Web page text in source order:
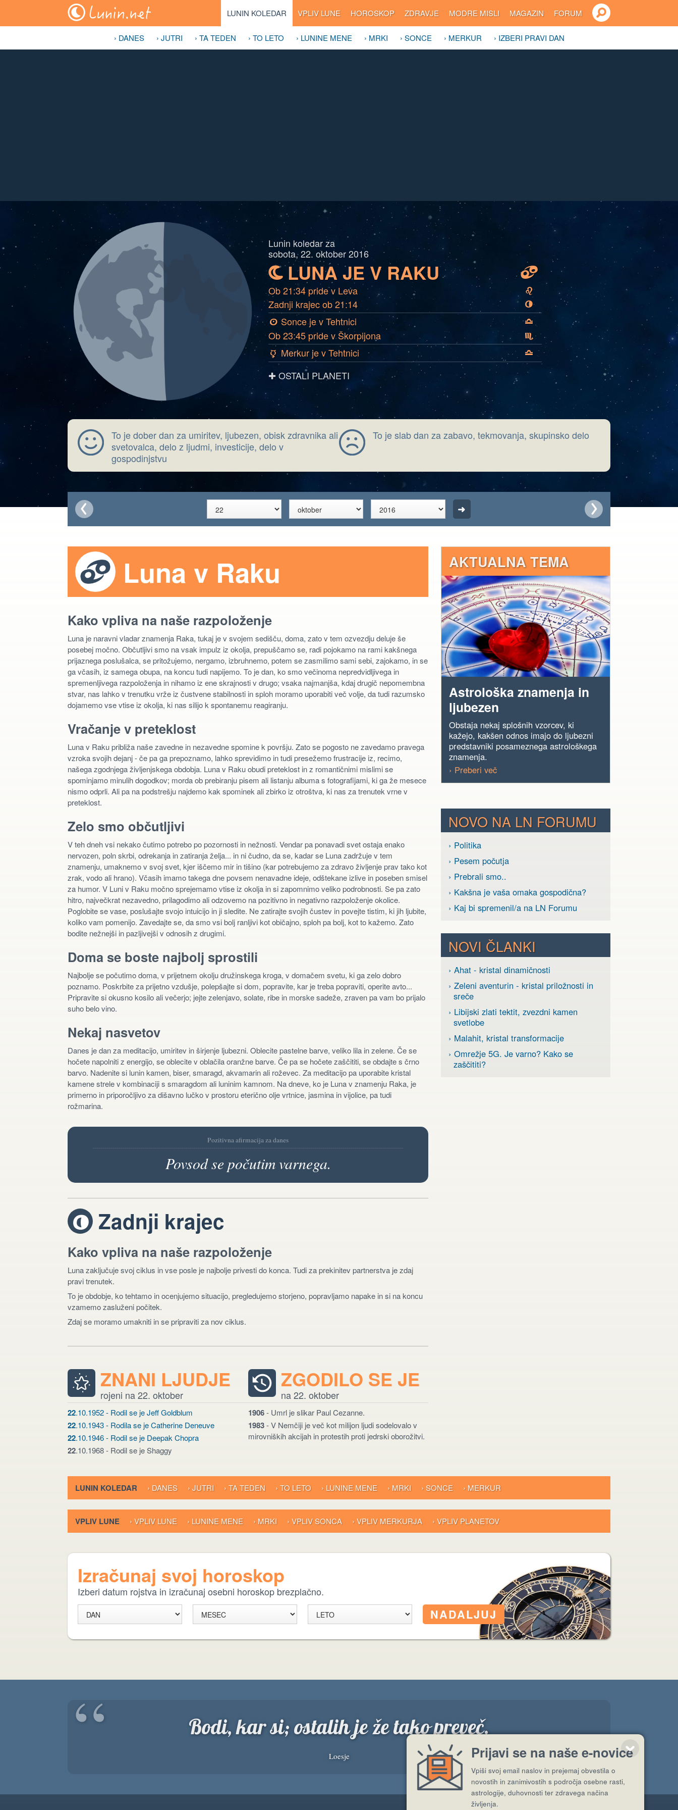
LUNIN KOLEDAR VPLIV LUNE HOROSKOP ZDRAVJE MODRE MISLI MAGAZIN FORUM
› DANES › JUTRI › TA TEDEN › TO LETO › LUNINE MENE › MRKI › SONCE › MERKUR › IZBERI PRAVI DAN
Lunin koledar za
sobota, 22. oktober 2016
bLUNA JE V RAKU D
Ob 21:34 pride v Leva E
Zadnji krajec ob 21:14
V
a Sonce je v Tehtnici G
Ob 23:45 pride v Škorpijona
H
c Merkur je v Tehtnici G
✚ OSTALI PLANETI
To je dober dan za umiritev, ljubezen, obisk zdravnika ali
svetovalca, delo z ljudmi, investicije, delo v
gospodinjstvu
To je slab dan za zabavo, tekmovanja, skupinsko delo
Luna v Raku
Kako vpliva na naše razpoloženje
Luna je naravni vladar znamenja Raka, tukaj je v svojem sedišču, doma, zato v tem ozvezdju deluje še
posebej močno. Občutljivi smo na vsak impulz iz okolja, prepuščamo se, radi pojokamo na rami kakšnega
prijaznega poslušalca, se pritožujemo, nergamo, izbruhnemo, potem se zasmilimo sami sebi, zajokamo, in se
ga včasih, iz samega obupa, na koncu tudi napijemo. To je dan, ko smo večinoma nepredvidljivega in
spremenljivega razpoloženja in nihamo iz ene skrajnosti v drugo; vsaka najmanjša, kdaj drugič nepomembna
stvar, nas lahko v trenutku vrže iz čustvene stabilnosti in sploh moramo uporabiti več volje, da tudi razumsko
dojamemo vse vtise iz okolja, ki nas silijo k spontanemu reagiranju.
Vračanje v preteklost
Luna v Raku približa naše zavedne in nezavedne spomine k površju. Zato se pogosto ne zavedamo pravega
vzroka svojih dejanj - če pa ga prepoznamo, lahko sprevidimo in tudi presežemo frustracije iz, recimo,
našega zgodnjega življenjskega obdobja. Luna v Raku obudi preteklost in z romantičnimi mislimi se
spominjamo minulih dogodkov; morda ob prebiranju pisem ali listanju albuma s fotografijami, ki ga že mesece
nismo odprli. Ali pa na podstrešju najdemo kak spominek ali zbirko iz otroštva, ki nas za trenutek vrne v
preteklost.
Zelo smo občutljivi
V teh dneh vsi nekako čutimo potrebo po pozornosti in nežnosti. Vendar pa ponavadi svet ostaja enako
nervozen, poln skrbi, odrekanja in zatiranja želja... in ni čudno, da se, kadar se Luna zadržuje v tem
znamenju, umaknemo v svoj svet, kjer iščemo mir in tišino (kar potrebujemo za zdravo življenje prav tako kot
zrak, vodo ali hrano). Včasih imamo takega dne povsem nenavadne ideje, odštekane izlive in poseben smisel
za humor. V Luni v Raku močno sprejemamo vtise iz okolja in si zapomnimo veliko podrobnosti. Se pa zato
hitro, največkrat nezavedno, prilagodimo ali odzovemo na pozitivno in negativno razpoloženje okolice.
Poglobite se vase, poslušajte svojo intuicijo in ji sledite. Ne zatirajte svojih čustev in povejte tistim, ki jih ljubite,
koliko vam pomenijo. Zavedajte se, da smo vsi bolj ranljivi kot običajno, sploh pa bolj, kot to kažemo. Zato
bodite nežnejši in pazljivejši v odnosih z drugimi.
Doma se boste najbolj sprostili
Najbolje se počutimo doma, v prijetnem okolju družinskega kroga, v domačem svetu, ki ga zelo dobro
poznamo. Poskrbite za prijetno vzdušje, polepšajte si dom, popravite, kar je treba popraviti, operite avto...
Pripravite si okusno kosilo ali večerjo; jejte zelenjavo, solate, ribe in morske sadeže, zraven pa vam bo prijalo
suho belo vino.
Nekaj nasvetov
Danes je dan za meditacijo, umiritev in širjenje ljubezni. Oblecite pastelne barve, veliko lila in zelene. Če se
hočete napolniti z energijo, se oblecite v oblačila oranžne barve. Če pa se hočete zaščititi, se obdajte s črno
barvo. Nadenite si lunin kamen, biser, smaragd, akvamarin ali roževec. Za meditacijo pa uporabite kristal
kamene strele v kombinaciji s smaragdom ali luninim kamnom. Na dneve, ko je Luna v znamenju Raka, je
primerno in priporočljivo za dišavno lučko v prostoru eterično olje vrtnice, jasmina in vijolice, pa tudi
rožmarina.
Pozitivna afirmacija za danes
Povsod se počutim varnega.
V Zadnji krajec
Kako vpliva na naše razpoloženje
Luna zaključuje svoj ciklus in vse posle je najbolje privesti do konca. Tudi za prekinitev partnerstva je zdaj
pravi trenutek.
To je obdobje, ko tehtamo in ocenjujemo situacijo, pregledujemo storjeno, popravljamo napake in si na koncu
vzamemo zasluženi počitek.
Zdaj se moramo umakniti in se pripraviti za nov ciklus.
ZNANI LJUDJE
rojeni na 22. oktober
22.10.1952 - Rodil se je Jeff Goldblum
22.10.1943 - Rodila se je Catherine Deneuve
22.10.1946 - Rodil se je Deepak Chopra
22.10.1968 - Rodil se je Shaggy
ZGODILO SE JE
na 22. oktober
1906- Umrl je slikar Paul Cezanne.
1983- V Nemčiji je več kot milijon ljudi sodelovalo v
mirovniških akcijah in protestih proti jedrski oborožitvi.
AKTUALNA TEMA
Astrološka znamenja in
ljubezen
Obstaja nekaj splošnih vzorcev, ki
kažejo, kakšen odnos imajo do ljubezni
predstavniki posameznega astrološkega
znamenja.
› Preberi več
NOVO NA LN FORUMU
› Politika
› Pesem počutja
› Prebrali smo..
› Kakšna je vaša omaka gospodična?
› Kaj bi spremenil/a na LN Forumu
NOVI ČLANKI
› Ahat - kristal dinamičnosti
› Zeleni aventurin - kristal priložnosti in
sreče
› Libijski zlati tektit, zvezdni kamen
svetlobe
› Malahit, kristal transformacije
› Omrežje 5G. Je varno? Kako se
zaščititi?
LUNIN KOLEDAR › DANES › JUTRI › TA TEDEN › TO LETO › LUNINE MENE › MRKI › SONCE › MERKUR
VPLIV LUNE › VPLIV LUNE › LUNINE MENE › MRKI › VPLIV SONCA › VPLIV MERKURJA › VPLIV PLANETOV
Izračunaj svoj horoskop
Izberi datum rojstva in izračunaj osebni horoskop brezplačno.
Bodi, kar si; ostalih je že tako preveč.
Loesje ”
“ Prijavi se na naše e-novice
Vpiši svoj email naslov in prejemaj obvestila o
novostih in zanimivostih s področja osebne rasti,
astrologije, duhovnosti ter zdravega načina
življenja.